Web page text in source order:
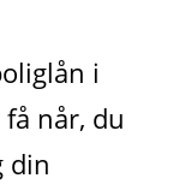
i
når, du
din